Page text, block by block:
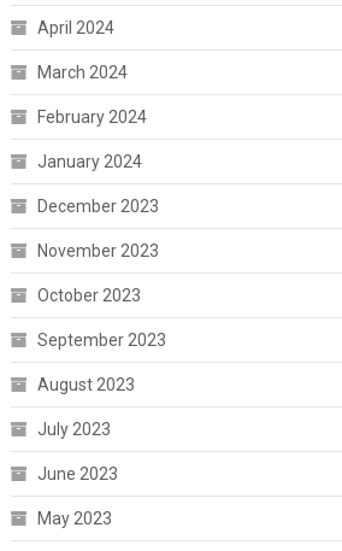
April 2024
March 2024
February 2024
January 2024
December 2023
November 2023
October 2023
September 2023
August 2023
July 2023
June 2023
May 2023